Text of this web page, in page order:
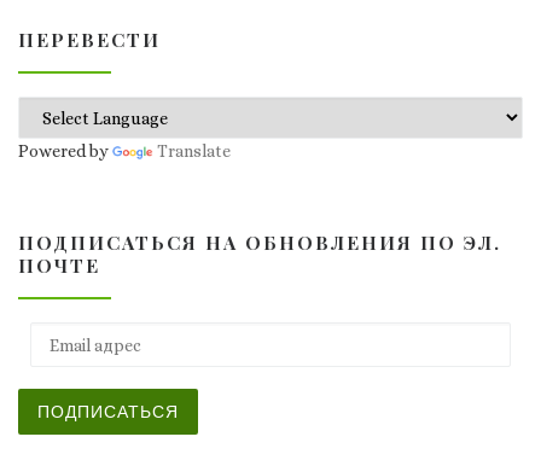
ПЕРЕВЕСТИ
Powered by Translate
ПОДПИСАТЬСЯ НА ОБНОВЛЕНИЯ ПО ЭЛ.
ПОЧТЕ
ПОДПИСАТЬСЯ